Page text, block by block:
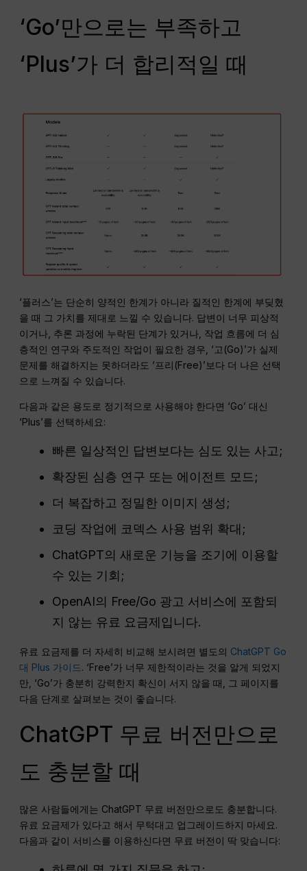
‘Go’만으로는 부족하고
‘Plus’가 더 합리적일 때
‘플러스’는 단순히 양적인 한계가 아니라 질적인 한계에 부딪혔
을 때 그 가치를 제대로 느낄 수 있습니다. 답변이 너무 피상적
이거나, 추론 과정에 누락된 단계가 있거나, 작업 흐름에 더 심
층적인 연구와 주도적인 작업이 필요한 경우, ‘고(Go)’가 실제
문제를 해결하지는 못하더라도 ‘프리(Free)’보다 더 나은 선택
으로 느껴질 수 있습니다.
다음과 같은 용도로 정기적으로 사용해야 한다면 ‘Go’ 대신
‘Plus’를 선택하세요:
빠른 일상적인 답변보다는 심도 있는 사고;
확장된 심층 연구 또는 에이전트 모드;
더 복잡하고 정밀한 이미지 생성;
코딩 작업에 코덱스 사용 범위 확대;
ChatGPT의 새로운 기능을 조기에 이용할
수 있는 기회;
OpenAI의 Free/Go 광고 서비스에 포함되
지 않는 유료 요금제입니다.
유료 요금제를 더 자세히 비교해 보시려면 별도의 ChatGPT Go
대 Plus 가이드. ‘Free’가 너무 제한적이라는 것을 알게 되었지
만, ‘Go’가 충분히 강력한지 확신이 서지 않을 때, 그 페이지를
다음 단계로 살펴보는 것이 좋습니다.
ChatGPT 무료 버전만으로
도 충분할 때
많은 사람들에게는 ChatGPT 무료 버전만으로도 충분합니다.
유료 요금제가 있다고 해서 무턱대고 업그레이드하지 마세요.
다음과 같이 서비스를 이용하신다면 무료 버전이 딱 맞습니다: